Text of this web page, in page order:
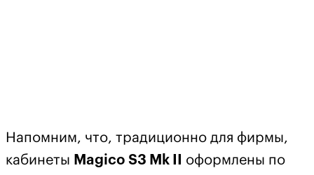
Напомним, что, традиционно для фирмы,
кабинеты Magico S3 Mk II
оформлены по